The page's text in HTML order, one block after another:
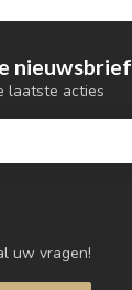
uw vragen!
nieuwsbrief
laatste acties